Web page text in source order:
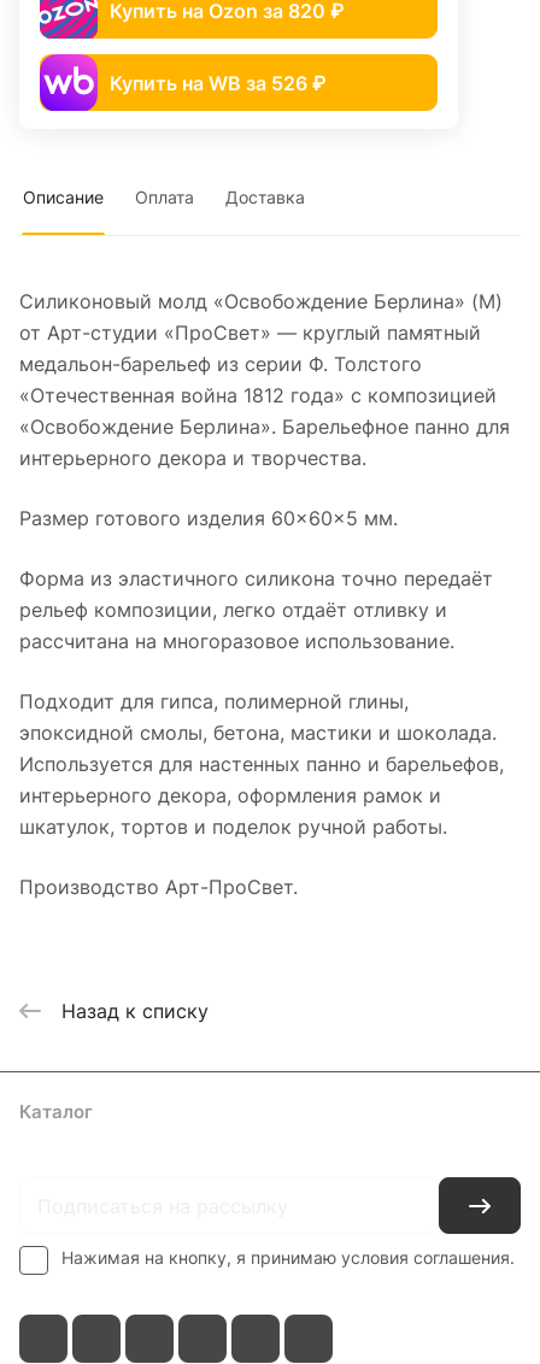
Купить на Ozon за 820 ₽
Купить на WB за 526 ₽
Описание Оплата Доставка
Силиконовый молд «Освобождение Берлина» (M)
от Арт-студии «ПроСвет» — круглый памятный
медальон-барельеф из серии Ф. Толстого
«Отечественная война 1812 года» с композицией
«Освобождение Берлина». Барельефное панно для
интерьерного декора и творчества.
Размер готового изделия 60×60×5 мм.
Форма из эластичного силикона точно передаёт
рельеф композиции, легко отдаёт отливку и
рассчитана на многоразовое использование.
Подходит для гипса, полимерной глины,
эпоксидной смолы, бетона, мастики и шоколада.
Используется для настенных панно и барельефов,
интерьерного декора, оформления рамок и
шкатулок, тортов и поделок ручной работы.
Производство Арт-ПроСвет.
Назад к списку
Каталог
Нажимая на кнопку, я принимаю условия соглашения.